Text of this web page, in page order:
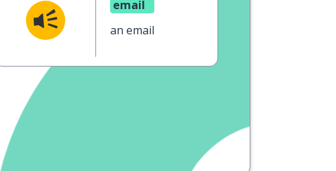
email
an email